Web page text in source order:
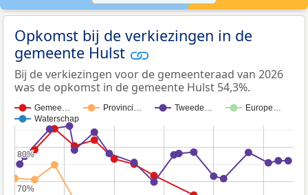
Opkomst bij de verkiezingen in de
gemeente Hulst
Bij de verkiezingen voor de gemeenteraad van 2026
was de opkomst in de gemeente Hulst 54,3%.
Gemee… Provinci… Tweede…
Europe…
Waterschap
70%
70%
80%
80%